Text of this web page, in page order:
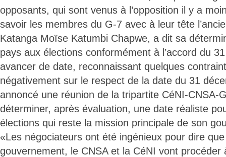
opposants, qui sont venus à l’opposition il y a
savoir les membres du G-7 avec à leur tête
Katanga Moïse Katumbi Chapwe, a dit sa
pays aux élections conformément à l’accord du
avancer de date, reconnaissant quelques
négativement sur le respect de la date du 31
annoncé une réunion de la tripartite CéNI-CNSA-
déterminer, après évaluation, une date réaliste
élections qui reste la mission principale de son
«Les négociateurs ont été ingénieux pour dire
gouvernement, le CNSA et la CéNI vont procéder